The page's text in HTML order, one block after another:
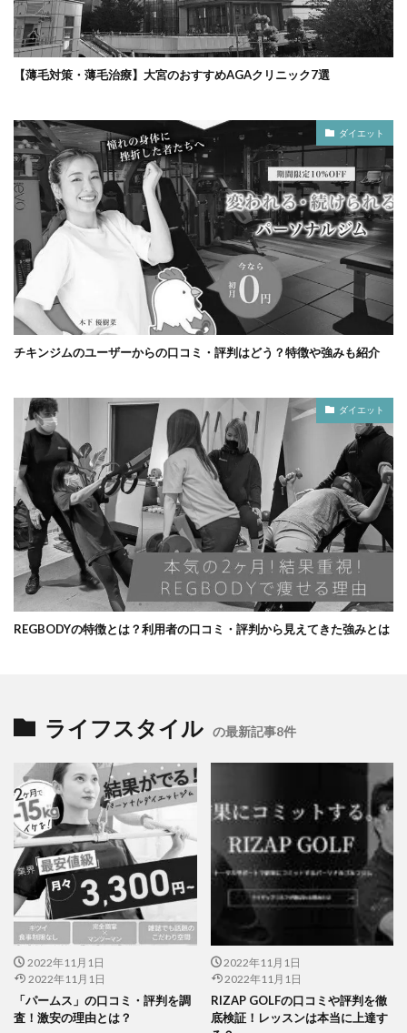
【薄毛対策・薄毛治療】大宮のおすすめAGAクリニック7選
ダイエット
チキンジムのユーザーからの口コミ・評判はどう？特徴や強みも紹介
ダイエット
REGBODYの特徴とは？利用者の口コミ・評判から見えてきた強みとは
ライフスタイル の最新記事8件
2022年11月1日
2022年11月1日
「パームス」の口コミ・評判を調
査！激安の理由とは？
2022年11月1日
2022年11月1日
RIZAP GOLFの口コミや評判を徹
底検証！レッスンは本当に上達す